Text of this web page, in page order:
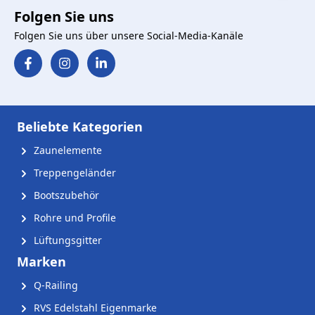
Folgen Sie uns
Folgen Sie uns über unsere Social-Media-Kanäle
Beliebte Kategorien
Zaunelemente
Treppengeländer
Bootszubehör
Rohre und Profile
Lüftungsgitter
Marken
Q-Railing
RVS Edelstahl Eigenmarke